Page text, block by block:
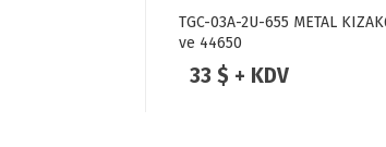
TGC-03A-2U-655 METAL
ve 44650
33 $ + KDV